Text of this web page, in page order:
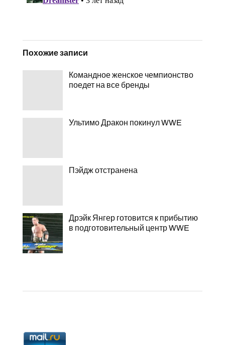
Похожие записи
Командное женское чемпионство
поедет на все бренды
Ультимо Дракон покинул WWE
Пэйдж отстранена
Дрэйк Янгер готовится к прибытию
в подготовительный центр WWE